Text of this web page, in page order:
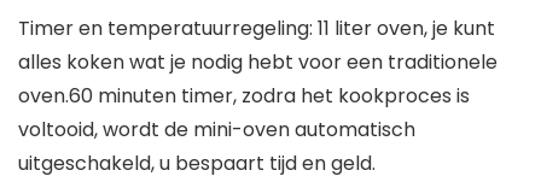
Timer en temperatuurregeling: 11 liter oven, je kunt
alles koken wat je nodig hebt voor een traditionele
oven.60 minuten timer, zodra het kookproces is
voltooid, wordt de mini-oven automatisch
uitgeschakeld, u bespaart tijd en geld.